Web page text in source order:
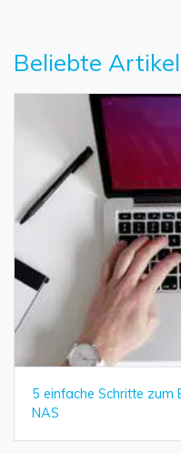
Beliebte Artikel
5 einfache Schritte zum
NAS